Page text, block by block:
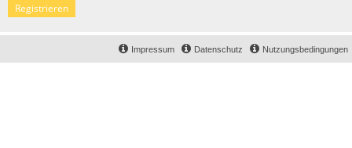
Registrieren
Nutzungsbedingungen
Datenschutz
Impressum